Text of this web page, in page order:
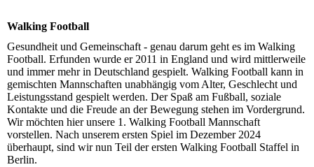
Walking Football
Gesundheit und Gemeinschaft - genau darum geht es im Walking
Football. Erfunden wurde er 2011 in England und wird mittlerweile
und immer mehr in Deutschland gespielt. Walking Football kann in
gemischten Mannschaften unabhängig vom Alter, Geschlecht und
Leistungsstand gespielt werden. Der Spaß am Fußball, soziale
Kontakte und die Freude an der Bewegung stehen im Vordergrund.
Wir möchten hier unsere 1. Walking Football Mannschaft
vorstellen. Nach unserem ersten Spiel im Dezember 2024
überhaupt, sind wir nun Teil der ersten Walking Football Staffel in
Berlin.